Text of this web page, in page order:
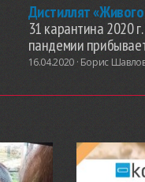
Дистиллят
31 карантина 2020
пандемии
16.04.2020 · Борис